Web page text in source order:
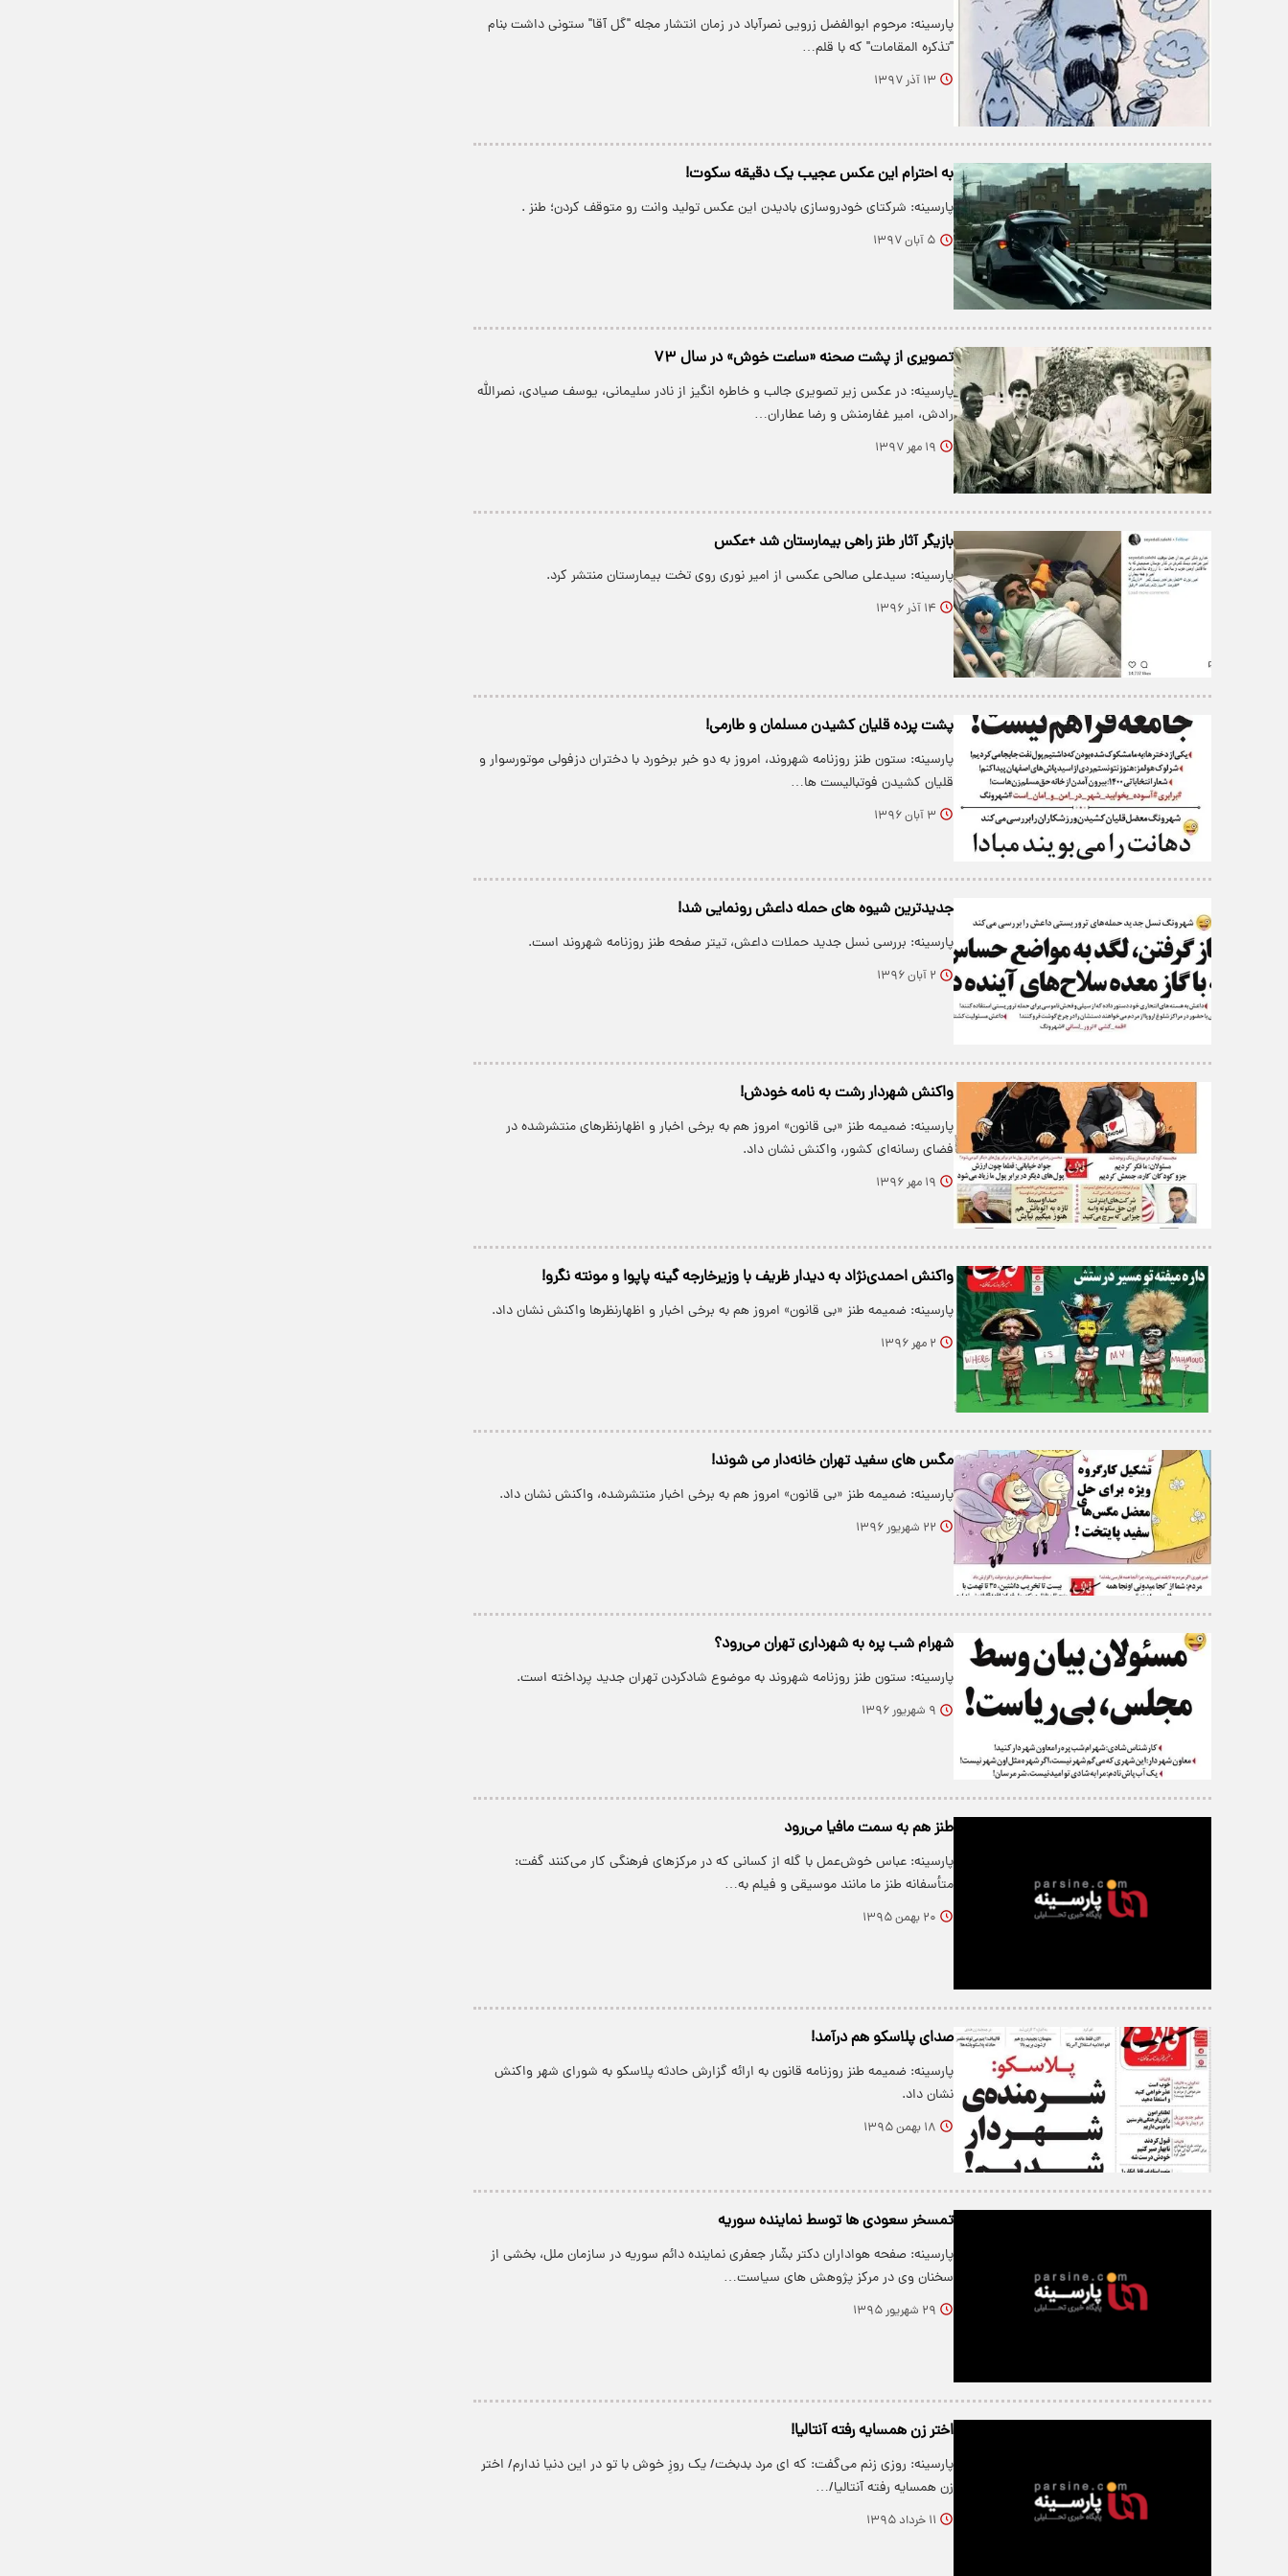
پارسینه: مرحوم ابوالفضل زرویی نصرآباد در زمان انتشار مجله "گل آقا" ستونی داشت بنام
"تذکره المقامات" که با قلم…
۱۳ آذر ۱۳۹۷
به احترام این عکس عجیب یک دقیقه سکوت!
پارسینه: شرکتای خودروسازی بادیدن این عکس تولید وانت رو متوقف کردن؛ طنز .
۵ آبان ۱۳۹۷
تصویری از پشت صحنه «ساعت خوش» در سال ۷۳
پارسینه: در عکس زیر تصویری جالب و خاطره انگیز از نادر سلیمانی، یوسف صیادی، نصرالله
رادش، امیر غفارمنش و رضا عطاران…
۱۹ مهر ۱۳۹۷
بازیگر آثار طنز راهی بیمارستان شد +عکس
پارسینه: سیدعلی صالحی عکسی از امیر نوری روی تخت بیمارستان منتشر کرد.
۱۴ آذر ۱۳۹۶
پشت پرده قلیان کشیدن مسلمان و طارمی!
پارسینه: ستون طنز روزنامه شهروند، امروز به دو خبر برخورد با دختران دزفولی موتورسوار و
قلیان کشیدن فوتبالیست ها…
۳ آبان ۱۳۹۶
جدیدترین شیوه‌ های حمله داعش رونمایی شد!
پارسینه: بررسی نسل جدید حملات داعش، تیتر صفحه طنز روزنامه شهروند است.
۲ آبان ۱۳۹۶
واکنش شهردار رشت به نامه خودش!
پارسینه: ضمیمه طنز «بی قانون» امروز هم به برخی اخبار و اظهارنظرهای منتشرشده در
فضای رسانه‌ای کشور، واکنش نشان داد.
۱۹ مهر ۱۳۹۶
واکنش احمدی‌نژاد به دیدار ظریف با وزیرخارجه گینه پاپوا و مونته نگرو!
پارسینه: ضمیمه طنز «بی قانون» امروز هم به برخی اخبار و اظهارنظرها واکنش نشان داد.
۲ مهر ۱۳۹۶
مگس‌ های سفید تهران خانه‌دار می‌ شوند!
پارسینه: ضمیمه طنز «بی قانون» امروز هم به برخی اخبار منتشرشده، واکنش نشان داد.
۲۲ شهریور ۱۳۹۶
شهرام شب پره به شهرداری تهران می‌رود؟
پارسینه: ستون طنز روزنامه شهروند به موضوع شادکردن تهران جدید پرداخته است.
۹ شهریور ۱۳۹۶
طنز هم به سمت مافیا می‌رود
پارسینه: عباس خوش‌عمل با گله از کسانی که در مرکزهای فرهنگی کار می‌کنند گفت:
متأسفانه طنز ما مانند موسیقی و فیلم به…
۲۰ بهمن ۱۳۹۵
صدای پلاسکو هم درآمد!
پارسینه: ضمیمه طنز روزنامه قانون به ارائه گزارش حادثه پلاسکو به شورای شهر واکنش
نشان داد.
۱۸ بهمن ۱۳۹۵
تمسخر سعودی ها توسط نماینده سوریه
پارسینه: صفحه هواداران دکتر بشّار جعفری نماینده دائم سوریه در سازمان ملل، بخشی از
سخنان وی در مرکز پژوهش های سیاست…
۲۹ شهریور ۱۳۹۵
اختر زن همسایه رفته آنتالیا!
پارسینه: روزی زنم می‌گفت: که ای مرد بدبخت/ یک روزِ خوش با تو در این دنیا ندارم/ اختر
زن همسایه رفته آنتالیا/…
۱۱ خرداد ۱۳۹۵